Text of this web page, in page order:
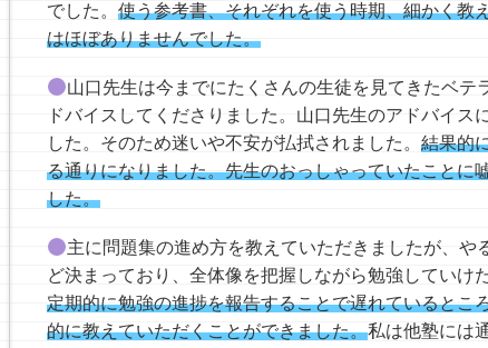
でした。 使う参考書、それぞれを使う時期、細かく教
はほぼありませんでした。
山口先生は今までにたくさんの生徒を見てきたベテ
ドバイスしてくださりました。山口先生のアドバイス
した。そのため迷いや不安が払拭されました。 結果的
る通りになりました。先生のおっしゃっていたことに
した。
主に問題集の進め⽅を教えていただきましたが、や
ど決まっており、全体像を把握しながら勉強していけ
定期的に勉強の進捗を報告することで遅れているとこ
的に教えていただくことができました。私は他塾には